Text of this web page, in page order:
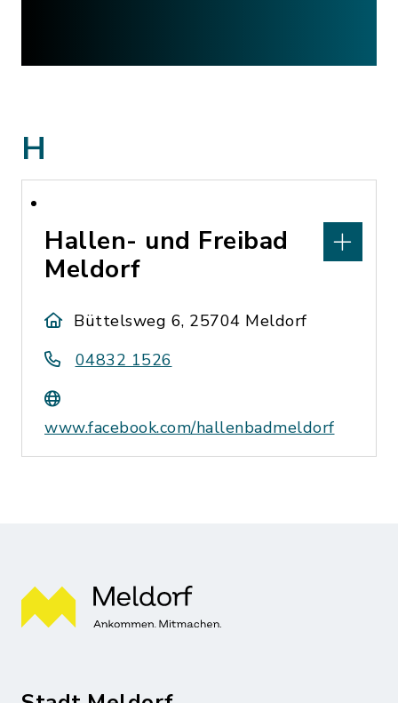
H
Hallen- und Freibad
Meldorf
Büttelsweg 6, 25704 Meldorf
04832 1526
www.facebook.com/hallenbadmeldorf